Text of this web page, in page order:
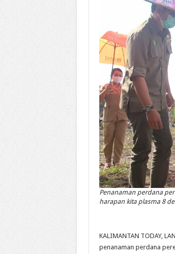
Penanaman perdana
harapan kita plasma 8
KALIMANTAN TODAY,
penanaman perdana